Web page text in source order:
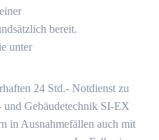
bereit.
unter
24 Std.- Notdienst zu
und Gebäudetechnik SI-EX
in Ausnahmefällen auch mit